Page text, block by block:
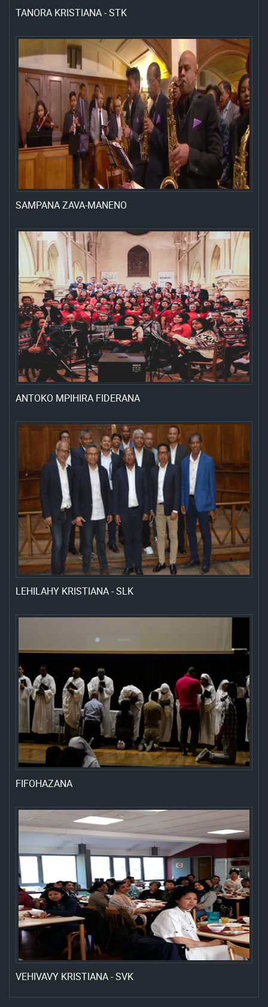
TANORA KRISTIANA - STK
SAMPANA ZAVA-MANENO
ANTOKO MPIHIRA FIDERANA
LEHILAHY KRISTIANA - SLK
FIFOHAZANA
VEHIVAVY KRISTIANA - SVK